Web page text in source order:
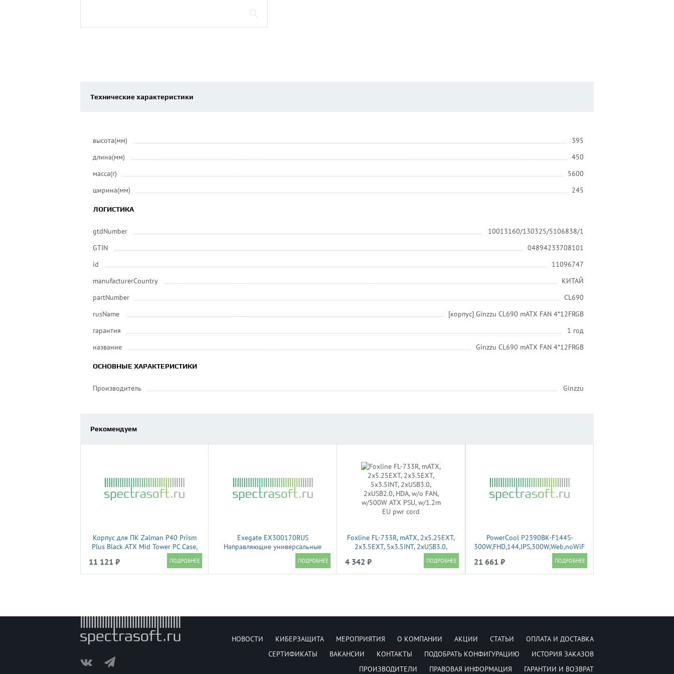
Технические характеристики
высота(мм)
395
длина(мм)
450
масса(г)
5600
ширина(мм)
245
ЛОГИСТИКА
gtdNumber
10013160/130325/5106838/1
GTIN
04894233708101
id
11096747
manufacturerCountry
КИТАЙ
partNumber
CL690
rusName
[корпус] Ginzzu CL690 mATX FAN 4*12FRGB
гарантия
1 год
название
Ginzzu CL690 mATX FAN 4*12FRGB
ОСНОВНЫЕ ХАРАКТЕРИСТИКИ
Производитель Ginzzu
Рекомендуем
Корпус для ПК Zalman P40 Prism
Plus Black ATX Mid Tower PC Case,
120mm ARGB Fanx4
11 121 ₽
Exegate EX300170RUS
Направляющие универсальные
регулируемые ExeGate RF-600-24"
(набор креплений) (продольные ,
высота 43 мм, длина в сложенном/
Foxline FL-733R, mATX, 2x5.25EXT,
2x3.5EXT, 5x3.5INT, 2xUSB3.0,
2xUSB2.0, HDA, w/o FAN, w/500W
ATX PSU, w/1.2m EU pwr cord
4 342 ₽
PowerCool P2390BK-F144S-
300W,FHD,144,IPS,300W,Web,noWiFi,1*USB3.0,1*Type-
21 661 ₽
НОВОСТИ КИБЕРЗАЩИТА МЕРОПРИЯТИЯ О КОМПАНИИ АКЦИИ СТАТЬИ
ОПЛАТА И ДОСТАВКА
СЕРТИФИКАТЫ
ВАКАНСИИ КОНТАКТЫ ПОДОБРАТЬ КОНФИГУРАЦИЮ
ИСТОРИЯ ЗАКАЗОВ
ПРОИЗВОДИТЕЛИ
ПРАВОВАЯ ИНФОРМАЦИЯ ГАРАНТИИ И ВОЗВРАТ